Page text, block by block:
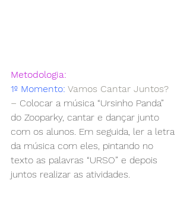
Metodologia:
1º Momento: Vamos Cantar Juntos?
– Colocar a música “Ursinho Panda”
do Zooparky, cantar e dançar junto
com os alunos. Em seguida, ler a letra
da música com eles, pintando no
texto as palavras “URSO” e depois
juntos realizar as atividades.